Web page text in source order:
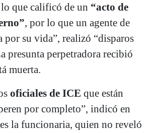
que calificó de un “acto de
, por lo que un agente de
por su vida”, realizó “disparos
presunta perpetradora recibió
muerta.
oficiales de ICE que están
por completo”, indicó en
la funcionaria, quien no reveló